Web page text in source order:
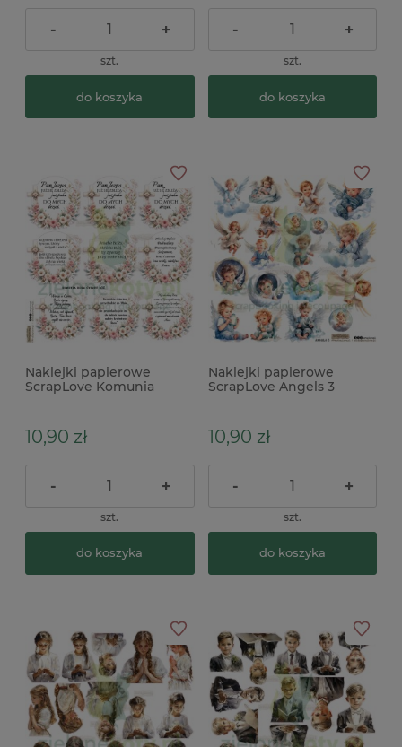
- +
szt.
do koszyka
- +
szt.
do koszyka
Naklejki papierowe
ScrapLove Komunia
10,90 zł
- +
szt.
do koszyka
Naklejki papierowe
ScrapLove Angels 3
10,90 zł
- +
szt.
do koszyka